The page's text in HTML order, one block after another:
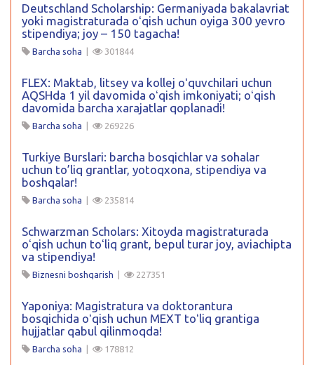
Deutschland Scholarship: Germaniyada bakalavriat
yoki magistraturada oʻqish uchun oyiga 300 yevro
stipendiya; joy – 150 tagacha!
Barcha soha | 301844
FLEX: Maktab, litsey va kollej oʻquvchilari uchun
AQSHda 1 yil davomida oʻqish imkoniyati; oʻqish
davomida barcha xarajatlar qoplanadi!
Barcha soha | 269226
Turkiye Burslari: barcha bosqichlar va sohalar
uchun to’liq grantlar, yotoqxona, stipendiya va
boshqalar!
Barcha soha | 235814
Schwarzman Scholars: Xitoyda magistraturada
oʻqish uchun toʻliq grant, bepul turar joy, aviachipta
va stipendiya!
Biznesni boshqarish | 227351
Yaponiya: Magistratura va doktorantura
bosqichida oʻqish uchun MEXT toʻliq grantiga
hujjatlar qabul qilinmoqda!
Barcha soha | 178812